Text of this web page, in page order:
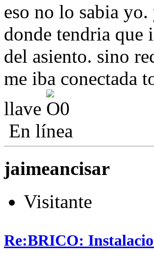
eso no lo sabia
donde tendria que
del asiento. sino
me iba conectada
llave
En línea
jaimeancisar
Visitante
Re:BRICO: